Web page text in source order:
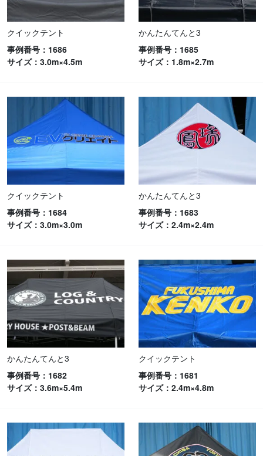
クイックテント
事例番号：1686
サイズ：3.0m×4.5m
かんたんてんと3
事例番号：1685
サイズ：1.8m×2.7m
クイックテント
事例番号：1684
サイズ：3.0m×3.0m
かんたんてんと3
事例番号：1683
サイズ：2.4m×2.4m
かんたんてんと3
事例番号：1682
サイズ：3.6m×5.4m
クイックテント
事例番号：1681
サイズ：2.4m×4.8m